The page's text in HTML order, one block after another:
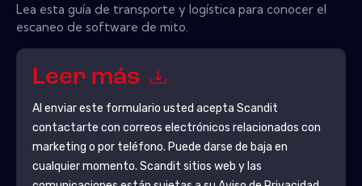
Lea esta guía de transporte y logística para conocer el
escaneo de software de mito.
Leer más
Al enviar este formulario usted acepta Scandit
contactarte con correos electrónicos relacionados con
marketing o por teléfono. Puede darse de baja en
cualquier momento. Scandit sitios web y las